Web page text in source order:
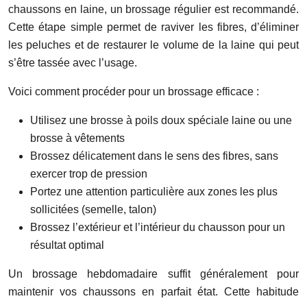
chaussons en laine, un brossage régulier est recommandé.
Cette étape simple permet de raviver les fibres, d’éliminer
les peluches et de restaurer le volume de la laine qui peut
s’être tassée avec l’usage.
Voici comment procéder pour un brossage efficace :
Utilisez une brosse à poils doux spéciale laine ou une
brosse à vêtements
Brossez délicatement dans le sens des fibres, sans
exercer trop de pression
Portez une attention particulière aux zones les plus
sollicitées (semelle, talon)
Brossez l’extérieur et l’intérieur du chausson pour un
résultat optimal
Un brossage hebdomadaire suffit généralement pour
maintenir vos chaussons en parfait état. Cette habitude